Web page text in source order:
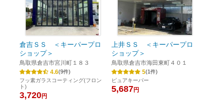
倉吉ＳＳ ＜キーパープロ
ショップ＞
鳥取県倉吉市宮川町１８３
4.6(9件)
フッ素ガラスコーティング(フロン
ト)
3,720円
上井ＳＳ ＜キーパープロ
ショップ＞
鳥取県倉吉市海田東町４０１
5(1件)
ピュアキーパー
5,687円